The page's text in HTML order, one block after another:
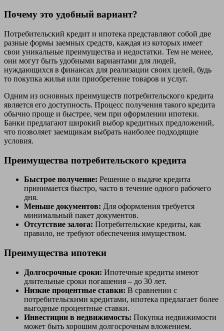
Почему это удобный вариант?
Потребительский кредит и ипотека представляют собой две
разные формы заемных средств, каждая из которых имеет
свои уникальные преимущества и недостатки. Тем не менее,
они могут быть удобными вариантами для людей,
нуждающихся в финансах для реализации своих целей, будь
то покупка жилья или приобретение товаров и услуг.
Одним из основных преимуществ потребительского кредита
является его доступность. Процесс получения такого кредита
обычно проще и быстрее, чем при оформлении ипотеки.
Банки предлагают широкий выбор кредитных предложений,
что позволяет заемщикам выбрать наиболее подходящие
условия.
Преимущества потребительского кредита
Быстрое получение: Решение о выдаче кредита
принимается быстро, часто в течение одного рабочего
дня.
Меньше документов: Для оформления требуется
минимальный пакет документов.
Отсутствие залога: Потребительские кредиты, как
правило, не требуют обеспечения имуществом.
Преимущества ипотеки
Долгосрочные сроки: Ипотечные кредиты имеют
длительные сроки погашения – до 30 лет.
Низкие процентные ставки: В сравнении с
потребительскими кредитами, ипотека предлагает более
выгодные процентные ставки.
Инвестиции в недвижимость: Покупка недвижимости
может быть хорошим долгосрочным вложением.